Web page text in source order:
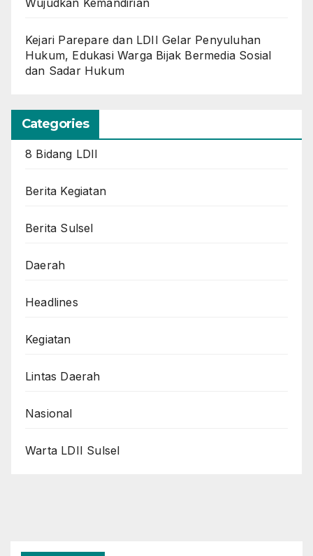
Wujudkan Kemandirian
Kejari Parepare dan LDII Gelar Penyuluhan
Hukum, Edukasi Warga Bijak Bermedia Sosial
dan Sadar Hukum
Categories
8 Bidang LDII
Berita Kegiatan
Berita Sulsel
Daerah
Headlines
Kegiatan
Lintas Daerah
Nasional
Warta LDII Sulsel